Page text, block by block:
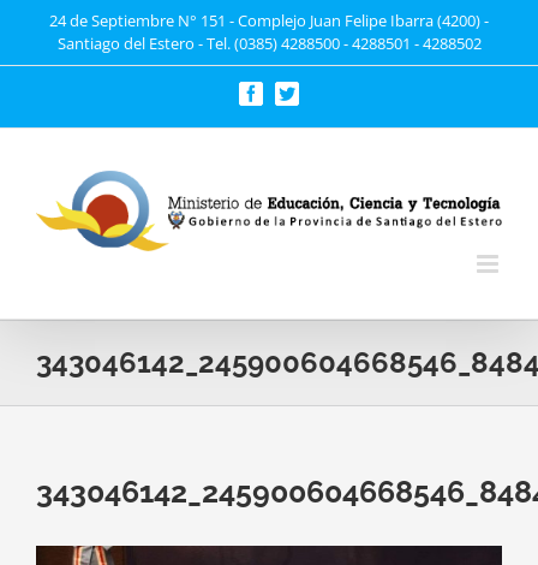
24 de Septiembre N° 151 - Complejo Juan Felipe Ibarra (4200) -
Santiago del Estero - Tel. (0385) 4288500 - 4288501 - 4288502
FacebookTwitter